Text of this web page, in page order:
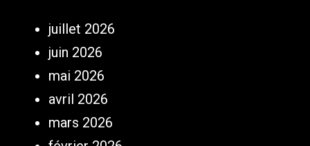
juillet 2026
juin 2026
mai 2026
avril 2026
mars 2026